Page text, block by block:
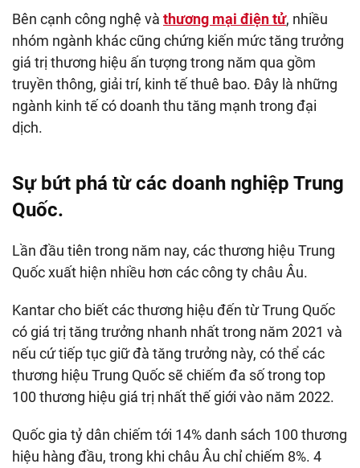
Bên cạnh công nghệ và thương mại điện tử, nhiều
nhóm ngành khác cũng chứng kiến mức tăng trưởng
giá trị thương hiệu ấn tượng trong năm qua gồm
truyền thông, giải trí, kinh tế thuê bao. Đây là những
ngành kinh tế có doanh thu tăng mạnh trong đại
dịch.
Sự bứt phá từ các doanh nghiệp Trung
Quốc.
Lần đầu tiên trong năm nay, các thương hiệu Trung
Quốc xuất hiện nhiều hơn các công ty châu Âu.
Kantar cho biết các thương hiệu đến từ Trung Quốc
có giá trị tăng trưởng nhanh nhất trong năm 2021 và
nếu cứ tiếp tục giữ đà tăng trưởng này, có thể các
thương hiệu Trung Quốc sẽ chiếm đa số trong top
100 thương hiệu giá trị nhất thế giới vào năm 2022.
Quốc gia tỷ dân chiếm tới 14% danh sách 100 thương
hiệu hàng đầu, trong khi châu Âu chỉ chiếm 8%. 4